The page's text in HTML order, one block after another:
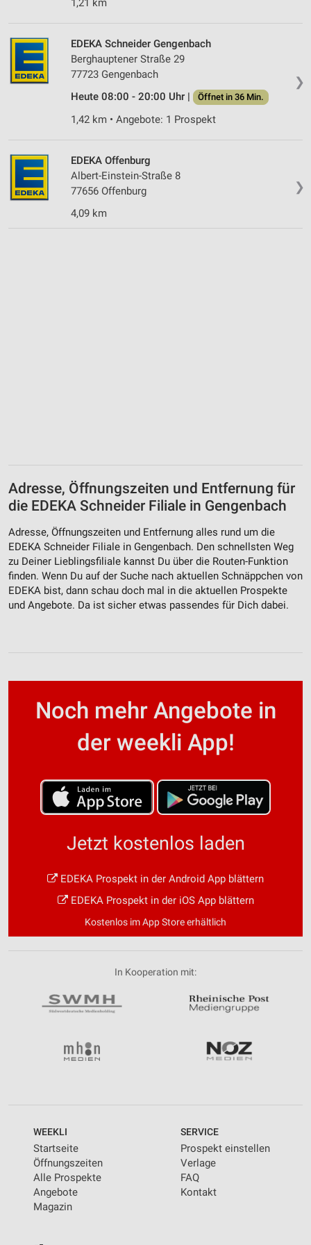
1,21 km
❯
EDEKA Schneider Gengenbach
Berghauptener Straße 29
77723 Gengenbach
Heute 08:00 - 20:00 Uhr |
Öffnet in 36 Min.
1,42 km • Angebote: 1 Prospekt
❯
EDEKA Offenburg
Albert-Einstein-Straße 8
77656 Offenburg
4,09 km
Adresse, Öffnungszeiten und Entfernung für
die EDEKA Schneider Filiale in Gengenbach
Adresse, Öffnungszeiten und Entfernung alles rund um die
EDEKA Schneider Filiale in Gengenbach. Den schnellsten Weg
zu Deiner Lieblingsfiliale kannst Du über die Routen-Funktion
finden. Wenn Du auf der Suche nach aktuellen Schnäppchen von
EDEKA bist, dann schau doch mal in die aktuellen Prospekte
und Angebote. Da ist sicher etwas passendes für Dich dabei.
Noch mehr Angebote in
der weekli App!
Jetzt kostenlos laden
EDEKA Prospekt in der Android App blättern
EDEKA Prospekt in der iOS App blättern
Kostenlos im App Store erhältlich
In Kooperation mit:
WEEKLI
Startseite
Öffnungszeiten
Alle Prospekte
Angebote
Magazin
SERVICE
Prospekt einstellen
Verlage
FAQ
Kontakt
Performance
Funktional